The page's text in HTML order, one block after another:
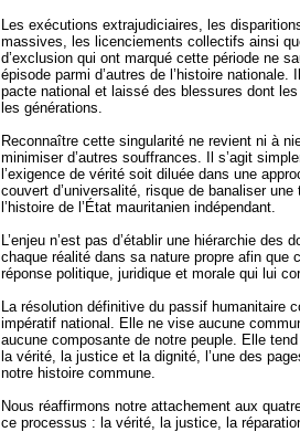
Les exécutions extrajudiciaires, les
massives, les licenciements collectifs ainsi
d’exclusion qui ont marqué cette période ne
épisode parmi d’autres de l’histoire
pacte national et laissé des blessures dont
les générations.
Reconnaître cette singularité ne revient ni à
minimiser d’autres souffrances. Il s’agit
l’exigence de vérité soit diluée dans une
couvert d’universalité, risque de banaliser
l’histoire de l’État mauritanien indépendant.
L’enjeu n’est pas d’établir une hiérarchie des
chaque réalité dans sa nature propre afin que
réponse politique, juridique et morale qui lui
La résolution définitive du passif humanitaire
impératif national. Elle ne vise aucune
aucune composante de notre peuple. Elle
la vérité, la justice et la dignité, l’une des
notre histoire commune.
Nous réaffirmons notre attachement aux
ce processus : la vérité, la justice, la